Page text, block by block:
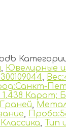
, Ювелирные
,
Карат;
,
,
, Тип